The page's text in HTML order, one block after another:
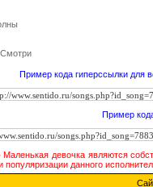
Пример кода гиперссылки для
Пример
девочка являются
популяризации данного